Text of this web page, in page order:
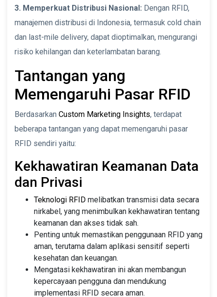
3. Memperkuat Distribusi Nasional: Dengan RFID,
manajemen distribusi di Indonesia, termasuk cold chain
dan last-mile delivery, dapat dioptimalkan, mengurangi
risiko kehilangan dan keterlambatan barang.
Tantangan yang
Memengaruhi Pasar RFID
Berdasarkan Custom Marketing Insights, terdapat
beberapa tantangan yang dapat memengaruhi pasar
RFID sendiri yaitu:
Kekhawatiran Keamanan Data
dan Privasi
Teknologi RFID melibatkan transmisi data secara
nirkabel, yang menimbulkan kekhawatiran tentang
keamanan dan akses tidak sah.
Penting untuk memastikan penggunaan RFID yang
aman, terutama dalam aplikasi sensitif seperti
kesehatan dan keuangan.
Mengatasi kekhawatiran ini akan membangun
kepercayaan pengguna dan mendukung
implementasi RFID secara aman.